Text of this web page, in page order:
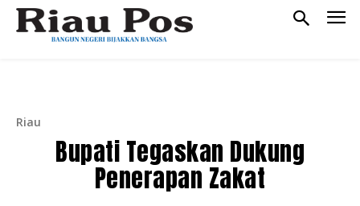
Riau
Bupati Tegaskan Dukung
Penerapan Zakat